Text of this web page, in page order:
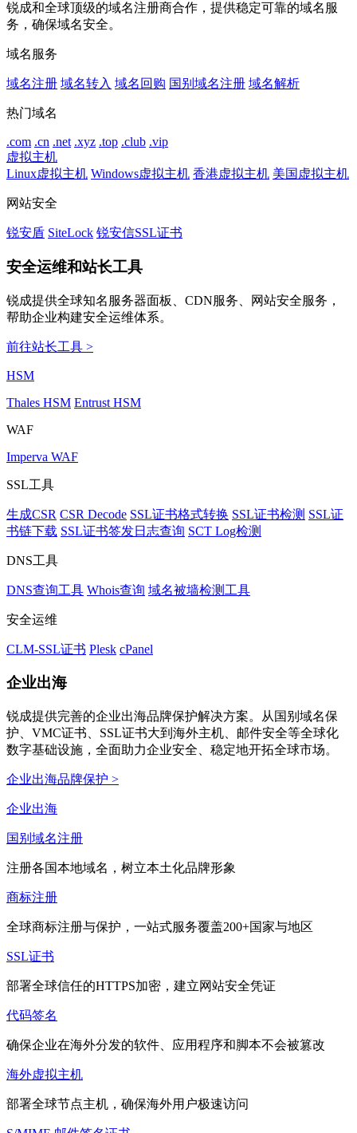
锐成和全球顶级的域名注册商合作，提供稳定可靠的域名服
务，确保域名安全。
域名服务
域名注册 域名转入 域名回购 国别域名注册 域名解析
热门域名
.com .cn .net .xyz .top .club .vip
虚拟主机
Linux虚拟主机 Windows虚拟主机 香港虚拟主机 美国虚拟主机
网站安全
锐安盾 SiteLock 锐安信SSL证书
安全运维和站长工具
锐成提供全球知名服务器面板、CDN服务、网站安全服务，
帮助企业构建安全运维体系。
前往站长工具 >
HSM
Thales HSM Entrust HSM
WAF
Imperva WAF
SSL工具
生成CSR CSR Decode SSL证书格式转换 SSL证书检测 SSL证
书链下载 SSL证书签发日志查询 SCT Log检测
DNS工具
DNS查询工具 Whois查询 域名被墙检测工具
安全运维
CLM-SSL证书 Plesk cPanel
企业出海
锐成提供完善的企业出海品牌保护解决方案。从国别域名保
护、VMC证书、SSL证书大到海外主机、邮件安全等全球化
数字基础设施，全面助力企业安全、稳定地开拓全球市场。
企业出海品牌保护 >
企业出海
国别域名注册
注册各国本地域名，树立本土化品牌形象
商标注册
全球商标注册与保护，一站式服务覆盖200+国家与地区
SSL证书
部署全球信任的HTTPS加密，建立网站安全凭证
代码签名
确保企业在海外分发的软件、应用程序和脚本不会被篡改
海外虚拟主机
部署全球节点主机，确保海外用户极速访问